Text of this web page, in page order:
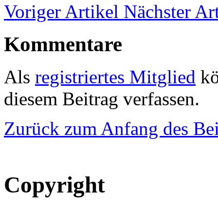
Voriger Artikel Nächster
Kommentare
Als registriertes Mitglied
diesem Beitrag verfassen.
Zurück zum Anfang des
Copyright